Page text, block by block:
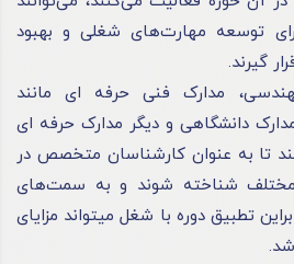
توسعه مهارت‌های شغلی و بهبود
گیرند.
مدارک فنی حرفه ای مانند
دانشگاهی و دیگر مدارک حرفه ای
تا به عنوان کارشناسان متخصص در
شناخته شوند و به سمت‌های
بالاتر شغلی ترقی کنند. بنابراین تطبیق دوره با شغل می‎تواند مزایای